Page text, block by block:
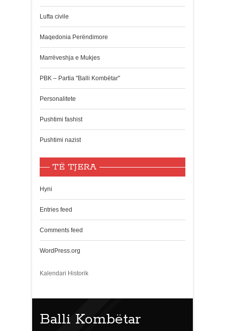
Lufta civile
Maqedonia Perëndimore
Marrëveshja e Mukjes
PBK – Partia "Balli Kombëtar"
Personalitete
Pushtimi fashist
Pushtimi nazist
TË TJERA
Hyni
Entries feed
Comments feed
WordPress.org
Kalendari Historik
Balli Kombëtar